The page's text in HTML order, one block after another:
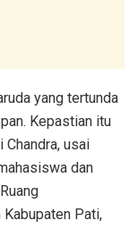
yang tertunda
Kepastian itu
usai
dan
Pati,